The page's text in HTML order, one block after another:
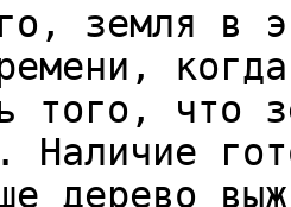
земля в
того, что
Наличие
дерево